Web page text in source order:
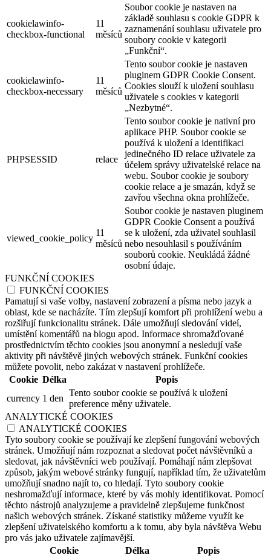
cookielawinfo-
checkbox-functional
11
měsíců
Soubor cookie je nastaven na
základě souhlasu s cookie GDPR k
zaznamenání souhlasu uživatele pro
soubory cookie v kategorii
„Funkční“.
cookielawinfo-
checkbox-necessary
11
měsíců
Tento soubor cookie je nastaven
pluginem GDPR Cookie Consent.
Cookies slouží k uložení souhlasu
uživatele s cookies v kategorii
„Nezbytné“.
PHPSESSID relace
Tento soubor cookie je nativní pro
aplikace PHP. Soubor cookie se
používá k uložení a identifikaci
jedinečného ID relace uživatele za
účelem správy uživatelské relace na
webu. Soubor cookie je soubory
cookie relace a je smazán, když se
zavřou všechna okna prohlížeče.
viewed_cookie_policy
11
měsíců
Soubor cookie je nastaven pluginem
GDPR Cookie Consent a používá
se k uložení, zda uživatel souhlasil
nebo nesouhlasil s používáním
souborů cookie. Neukládá žádné
osobní údaje.
FUNKČNÍ COOKIES
FUNKČNÍ COOKIES
Pamatují si vaše volby, nastavení zobrazení a písma nebo jazyk a
oblast, kde se nacházíte. Tím zlepšují komfort při prohlížení webu a
rozšiřují funkcionalitu stránek. Dále umožňují sledování videí,
umístění komentářů na blogu apod. Informace shromažďované
prostřednictvím těchto cookies jsou anonymní a nesledují vaše
aktivity při návštěvě jiných webových stránek. Funkční cookies
můžete povolit, nebo zakázat v nastavení prohlížeče.
Cookie Délka
Popis
currency 1 den
Tento soubor cookie se používá k uložení
preference měny uživatele.
ANALYTICKÉ COOKIES
ANALYTICKÉ COOKIES
Tyto soubory cookie se používají ke zlepšení fungování webových
stránek. Umožňují nám rozpoznat a sledovat počet návštěvníků a
sledovat, jak návštěvníci web používají. Pomáhají nám zlepšovat
způsob, jakým webové stránky fungují, například tím, že uživatelům
umožňují snadno najít to, co hledají. Tyto soubory cookie
neshromažďují informace, které by vás mohly identifikovat. Pomocí
těchto nástrojů analyzujeme a pravidelně zlepšujeme funkčnost
našich webových stránek. Získané statistiky můžeme využít ke
zlepšení uživatelského komfortu a k tomu, aby byla návštěva Webu
pro vás jako uživatele zajímavější.
Cookie
Délka Popis